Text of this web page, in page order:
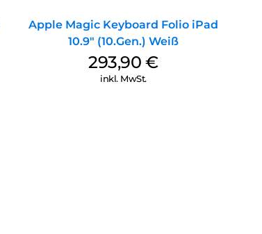
Apple Magic Keyboard Folio iPad
10.9″ (10.Gen.) Weiß
293,90€
inkl. MwSt.